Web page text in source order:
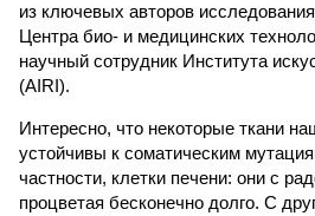
из ключевых авторов
Центра био- и медицинских
научный сотрудник Института
(AIRI).
Интересно, что некоторые ткани
устойчивы к соматическим
частности, клетки печени: они с
процветая бесконечно долго. С